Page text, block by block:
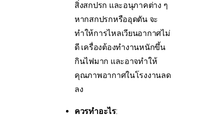
สิ่งสกปรก และอนุภาคต่าง ๆ
หากสกปรกหรืออุดตัน จะ
ทำให้การไหลเวียนอากาศไม่
ดี เครื่องต้องทำงานหนักขึ้น
กินไฟมาก และอาจทำให้
คุณภาพอากาศในโรงงานลด
ลง
ควรทำอะไร: